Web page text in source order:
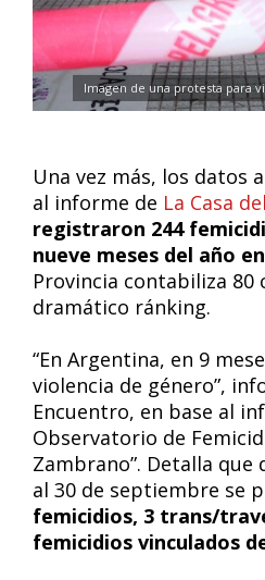
Imagen de una protesta para
Una vez más, los datos
al informe de La Casa
registraron 244
nueve meses del año
Provincia contabiliza 80
dramático ránking.
“En Argentina, en 9
violencia de género”,
Encuentro, en base al
Observatorio de
Zambrano”. Detalla que
al 30 de septiembre se
femicidios, 3 trans/
femicidios vinculados